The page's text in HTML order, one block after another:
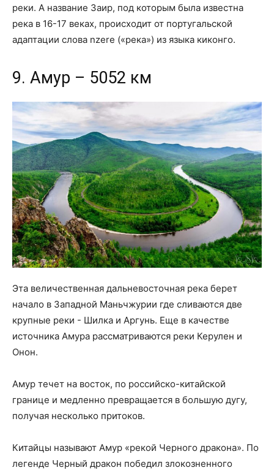
реки. А название Заир, под которым была известна
река в 16-17 веках, происходит от португальской
адаптации слова nzere («река») из языка киконго.
9. Амур – 5052 км
Эта величественная дальневосточная река берет
начало в Западной Маньчжурии где сливаются две
крупные реки - Шилка и Аргунь. Еще в качестве
источника Амура рассматриваются реки Керулен и
Онон.
Амур течет на восток, по российско-китайской
границе и медленно превращается в большую дугу,
получая несколько притоков.
Китайцы называют Амур «рекой Черного дракона». По
легенде Черный дракон победил злокозненного